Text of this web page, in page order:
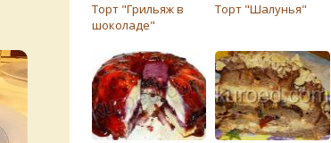
Торт "Грильяж в
шоколаде"
Торт "Шалунья"